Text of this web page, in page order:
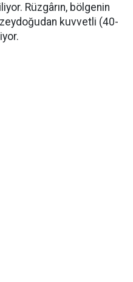
Rüzgârın, bölgenin
kuvvetli (40-